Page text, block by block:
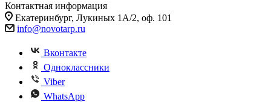
Контактная информация
Екатеринбург, Лукиных 1А/2, оф. 101
info@novotarp.ru
Вконтакте
Одноклассники
Viber
WhatsApp